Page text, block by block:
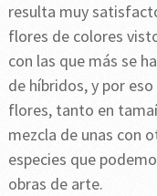
resulta muy
flores de colores
con las que más se
de híbridos, y por
flores, tanto en
mezcla de unas con
especies que
obras de arte.